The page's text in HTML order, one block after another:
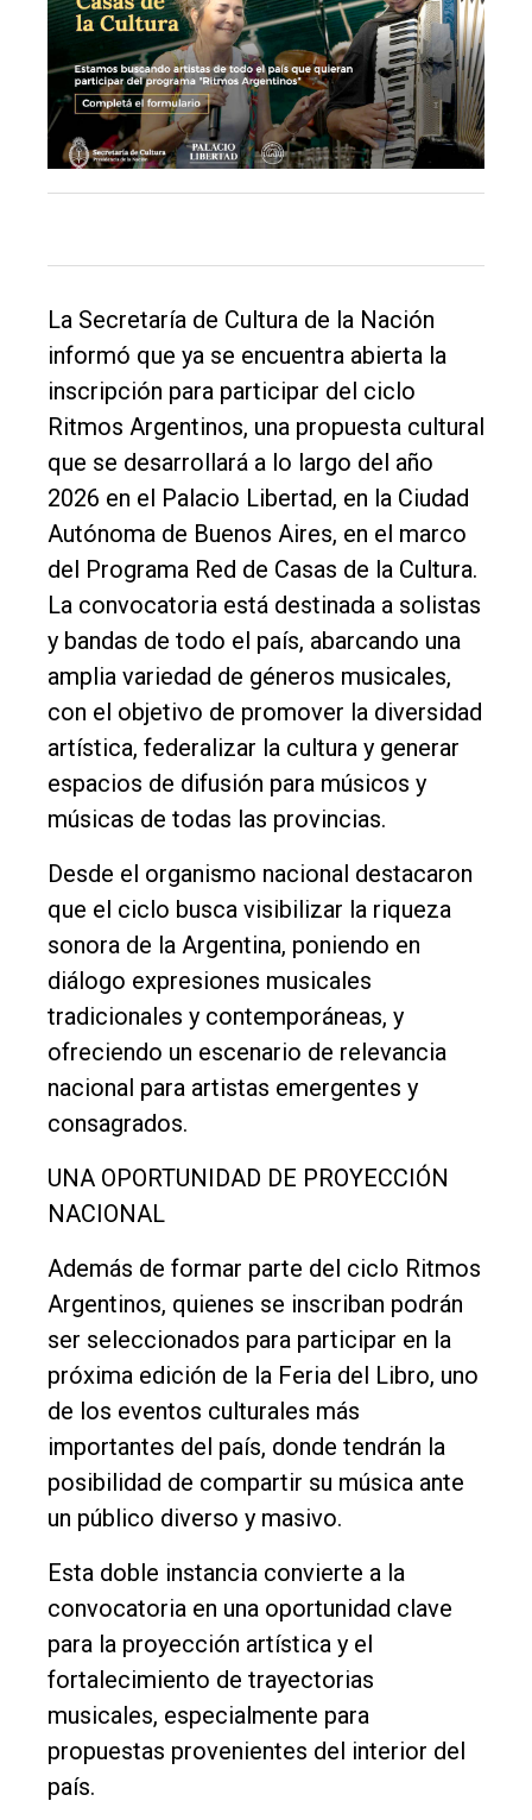
El
DIARIO
Balcarce
Inicio
Tendencia
Int.
General
Política
Cultura
Entrevistas
Rural
Deportes
Fúnebres
Empresa
Nosotros
Contacto
La Secretaría de Cultura de la Nación
informó que ya se encuentra abierta la
inscripción para participar del ciclo
Ritmos Argentinos, una propuesta cultural
que se desarrollará a lo largo del año
2026 en el Palacio Libertad, en la Ciudad
Autónoma de Buenos Aires, en el marco
del Programa Red de Casas de la Cultura.
La convocatoria está destinada a solistas
y bandas de todo el país, abarcando una
amplia variedad de géneros musicales,
con el objetivo de promover la diversidad
artística, federalizar la cultura y generar
espacios de difusión para músicos y
músicas de todas las provincias.
Desde el organismo nacional destacaron
que el ciclo busca visibilizar la riqueza
sonora de la Argentina, poniendo en
diálogo expresiones musicales
tradicionales y contemporáneas, y
ofreciendo un escenario de relevancia
nacional para artistas emergentes y
consagrados.
UNA OPORTUNIDAD DE PROYECCIÓN
NACIONAL
Además de formar parte del ciclo Ritmos
Argentinos, quienes se inscriban podrán
ser seleccionados para participar en la
próxima edición de la Feria del Libro, uno
de los eventos culturales más
importantes del país, donde tendrán la
posibilidad de compartir su música ante
un público diverso y masivo.
Esta doble instancia convierte a la
convocatoria en una oportunidad clave
para la proyección artística y el
fortalecimiento de trayectorias
musicales, especialmente para
propuestas provenientes del interior del
país.